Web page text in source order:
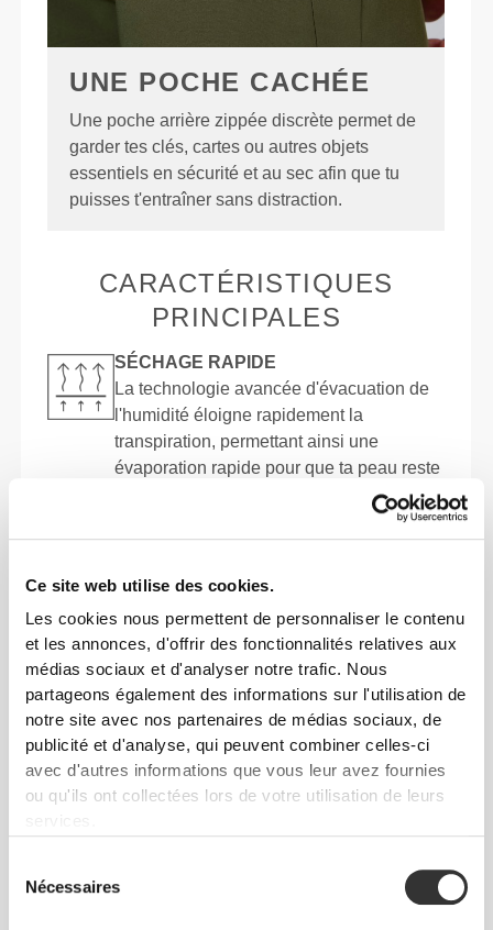
Ce site web utilise des cookies.
Les cookies nous permettent de personnaliser le contenu
et les annonces, d'offrir des fonctionnalités relatives aux
médias sociaux et d'analyser notre trafic. Nous
partageons également des informations sur l'utilisation de
notre site avec nos partenaires de médias sociaux, de
publicité et d'analyse, qui peuvent combiner celles-ci
avec d'autres informations que vous leur avez fournies
ou qu'ils ont collectées lors de votre utilisation de leurs
services.
Nécessaires
UNE POCHE CACHÉE
Une poche arrière zippée discrète permet de
garder tes clés, cartes ou autres objets
essentiels en sécurité et au sec afin que tu
puisses t'entraîner sans distraction.
CARACTÉRISTIQUES
PRINCIPALES
SÉCHAGE RAPIDE
La technologie avancée d'évacuation de
l'humidité éloigne rapidement la
transpiration, permettant ainsi une
évaporation rapide pour que ta peau reste
COUPE CLASSIQUE
POUR L'INTÉRIEUR ET L'EXTÉRIEUR
CONFORT TOUT CLIMAT
ENTRAÎNEMENTS À MOYEN IMPACT